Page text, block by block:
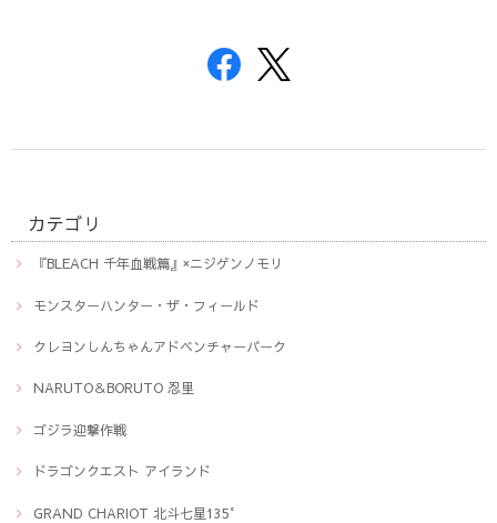
カテゴリ
『BLEACH 千年血戦篇』×ニジゲンノモリ
モンスターハンター・ザ・フィールド
クレヨンしんちゃんアドベンチャーパーク
NARUTO＆BORUTO 忍里
ゴジラ迎撃作戦
ドラゴンクエスト アイランド
GRAND CHARIOT 北斗七星135°